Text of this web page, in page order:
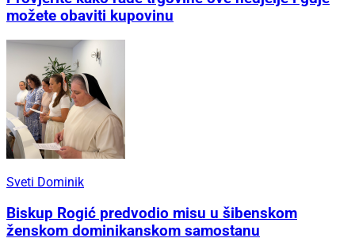
možete obaviti kupovinu
Sveti Dominik
Biskup Rogić predvodio misu u šibenskom
ženskom dominikanskom samostanu